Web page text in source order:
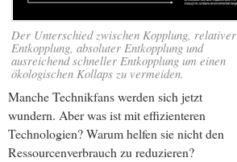
Der Unterschied zwischen Kopplung, relativer
Entkopplung, absoluter Entkopplung und
ausreichend schneller Entkopplung um einen
ökologischen Kollaps zu vermeiden.
Manche Technikfans werden sich jetzt
wundern. Aber was ist mit effizienteren
Technologien? Warum helfen sie nicht den
Ressourcenverbrauch zu reduzieren?